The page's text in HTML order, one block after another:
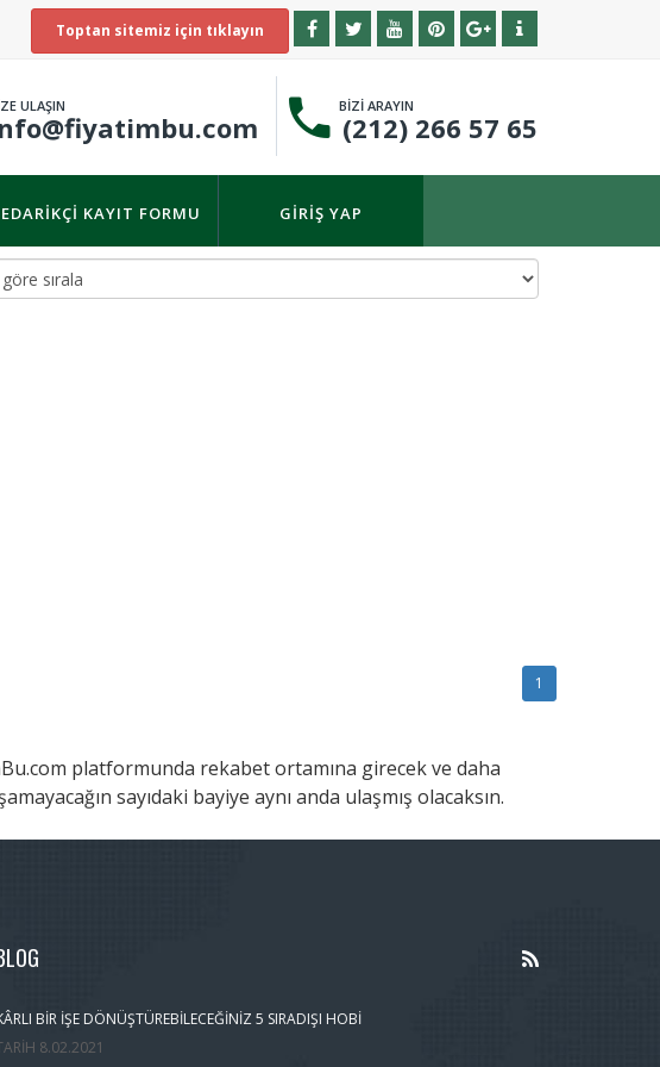
Toptan sitemiz için tıklayın
ULAŞIN BİZİ ARAYIN
(212) 266 57 65
KAYIT FORMU GIRIŞ YAP
1
platformunda rekabet ortamına girecek ve daha
sayıdaki bayiye aynı anda ulaşmış olacaksın.
BIR İŞE DÖNÜŞTÜREBILECEĞINIZ 5 SIRADIŞI HOBI
8.02.2021